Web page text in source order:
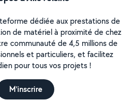
dédiée aux prestations de
de matériel à proximité de chez
communauté de 4,5 millions de
et particuliers, et facilitez
pour tous vos projets !
M'inscrire